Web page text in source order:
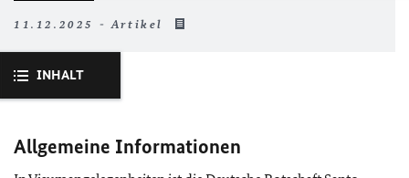
11.12.2025 - Artikel
INHALT
Allgemeine Informationen